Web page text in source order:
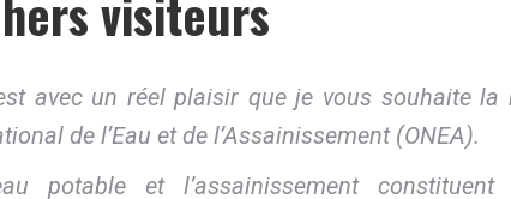
visiteurs
avec un réel plaisir que je vous souhaite
de l’Eau et de l’Assainissement (ONEA).
potable et l’assainissement